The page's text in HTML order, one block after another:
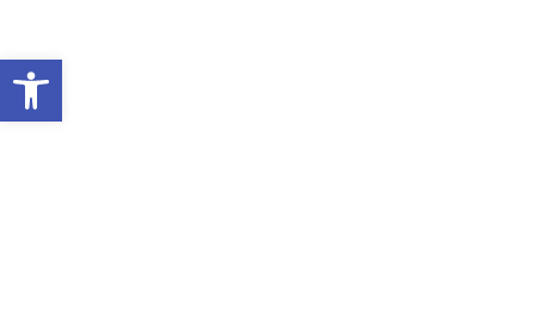
Abrir a barra de ferramentas